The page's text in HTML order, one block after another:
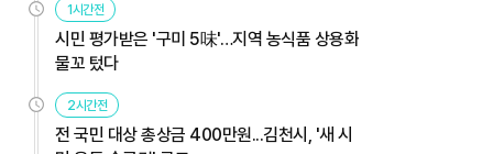
1시간전
시민 평가받은 '구미 5味'…지역 농식품 상용화
물꼬 텄다
2시간전
전 국민 대상 총상금 400만원...김천시, '새 시